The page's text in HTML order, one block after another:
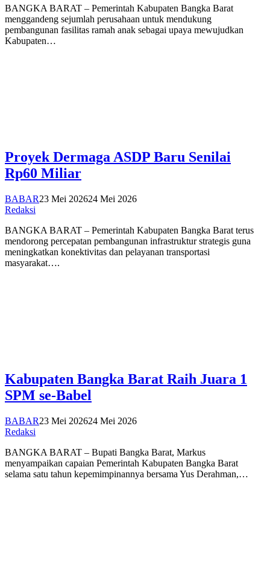
BANGKA BARAT – Pemerintah Kabupaten Bangka Barat
menggandeng sejumlah perusahaan untuk mendukung
pembangunan fasilitas ramah anak sebagai upaya mewujudkan
Kabupaten…
Proyek Dermaga ASDP Baru Senilai
Rp60 Miliar
BABAR23 Mei 202624 Mei 2026
Redaksi
BANGKA BARAT – Pemerintah Kabupaten Bangka Barat terus
mendorong percepatan pembangunan infrastruktur strategis guna
meningkatkan konektivitas dan pelayanan transportasi
masyarakat….
Kabupaten Bangka Barat Raih Juara 1
SPM se-Babel
BABAR23 Mei 202624 Mei 2026
Redaksi
BANGKA BARAT – Bupati Bangka Barat, Markus
menyampaikan capaian Pemerintah Kabupaten Bangka Barat
selama satu tahun kepemimpinannya bersama Yus Derahman,…